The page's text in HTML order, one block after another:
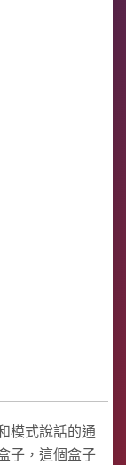
模式說話的通
子，這個盒子